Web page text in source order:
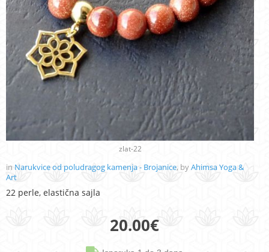
zlat-22
in Narukvice od poludragog kamenja - Brojanice, byAhimsa Yoga &
Art
22 perle, elastična sajla
20.00€